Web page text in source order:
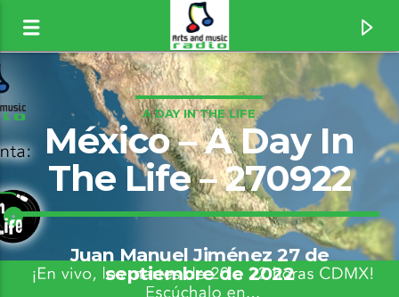
A DAY IN THE LIFE
México – A Day In
The Life – 270922
Juan Manuel Jiménez 27 de
septiembre de 2022